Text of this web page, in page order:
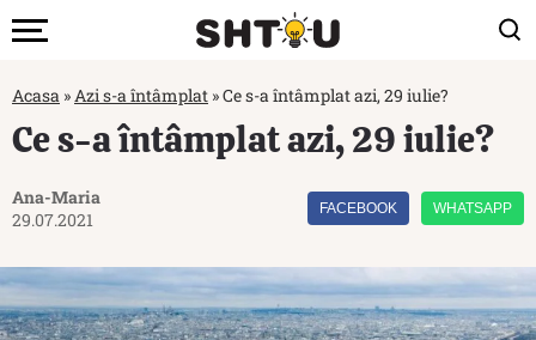
Acasa »Azi s-a întâmplat »Ce s-a întâmplat azi, 29 iulie?
Ce s-a întâmplat azi, 29 iulie?
Ana-Maria
29.07.2021
FACEBOOK WHATSAPP